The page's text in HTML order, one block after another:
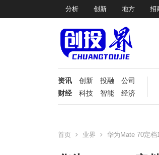
分析 创新 地方 招
资讯 创新 投融
公司
财经
科技 智能 经济
首页 业界 华为Mate 70定